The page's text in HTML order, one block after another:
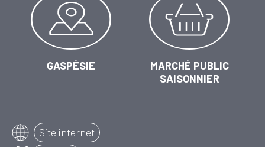
GASPÉSIE
MARCHÉ PUBLIC
SAISONNIER
Site internet